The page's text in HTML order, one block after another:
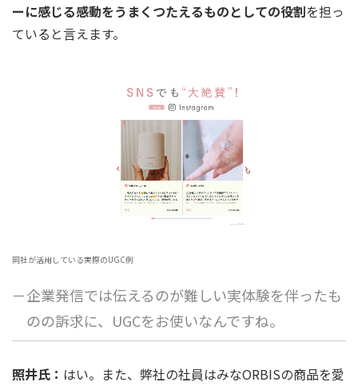
ーに感じる感動をうまくつたえるものとしての役割を担っ
ていると言えます。
同社が活用している実際のUGC例
－企業発信では伝えるのが難しい実体験を伴ったも
のの訴求に、UGCをお使いなんですね。
照井氏： はい。また、弊社の社員はみなORBISの商品を愛